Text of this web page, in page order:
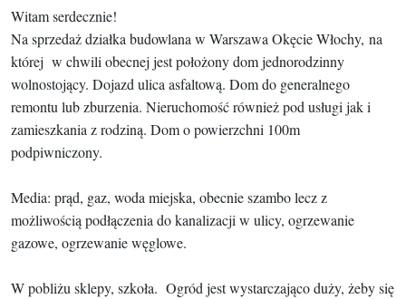
Witam serdecznie!
Na sprzedaż działka budowlana w Warszawa Okęcie Włochy, na
której w chwili obecnej jest położony dom jednorodzinny
wolnostojący. Dojazd ulica asfaltową. Dom do generalnego
remontu lub zburzenia. Nieruchomość również pod usługi jak i
zamieszkania z rodziną. Dom o powierzchni 100m
podpiwniczony.
Media: prąd, gaz, woda miejska, obecnie szambo lecz z
możliwością podłączenia do kanalizacji w ulicy, ogrzewanie
gazowe, ogrzewanie węglowe.
W pobliżu sklepy, szkoła. Ogród jest wystarczająco duży, żeby się